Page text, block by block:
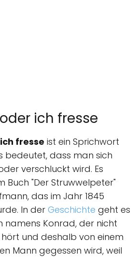
ich fresse
fresse ist ein Sprichwort
bedeutet, dass man sich
verschluckt wird. Es
Buch "Der Struwwelpeter"
das im Jahr 1845
In der Geschichte geht es
namens Konrad, der nicht
und deshalb von einem
Mann gegessen wird, weil